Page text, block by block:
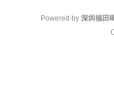
Powered by 深圳福田